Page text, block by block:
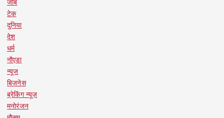
जॉब
टेक
दुनिया
देश
धर्म
नौएडा
न्यूज
बिजनेस
ब्रेकिंग न्यूज़
मनोरंजन